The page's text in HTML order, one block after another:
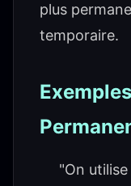
plus
temporaire.
"On